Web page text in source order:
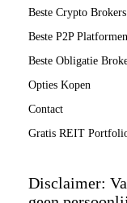
Beste Crypto Brokers
Beste P2P Platformen
Beste Obligatie
Opties Kopen
Contact
Gratis REIT
Disclaimer: